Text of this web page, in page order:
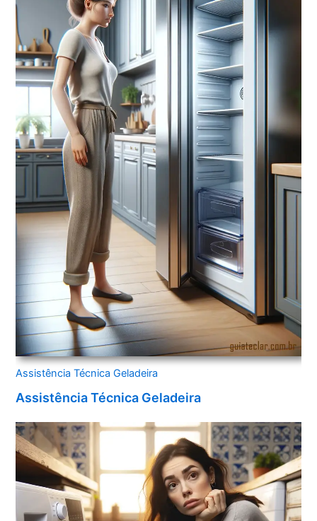
Assistência Técnica Geladeira
Assistência Técnica Geladeira